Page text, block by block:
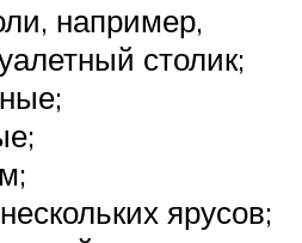
например,
столик;
ярусов;